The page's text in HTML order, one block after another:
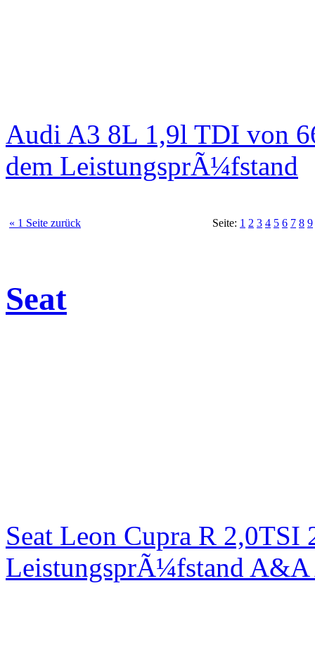
Audi A3 8L 1,9l TDI von
dem LeistungsprÃ¼fstand
« 1 Seite zurück Seite: 1 2 3 4 5 6 7 8 9
Seat
Seat Leon Cupra R
LeistungsprÃ¼fstand